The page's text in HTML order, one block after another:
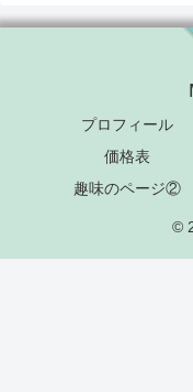
プロフィール
価格表
趣味のページ②
©